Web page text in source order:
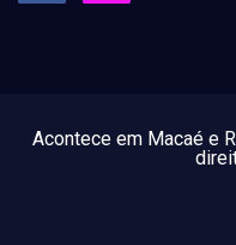
Acontece em Macaé e